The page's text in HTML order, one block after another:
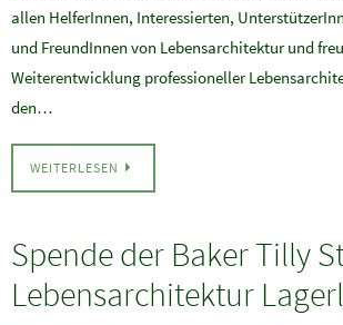
allen HelferInnen, Interessierten,
und FreundInnen von Lebensarchitektur und
Weiterentwicklung professioneller
den…
WEITERLESEN
Spende der Baker Tilly
Lebensarchitektur